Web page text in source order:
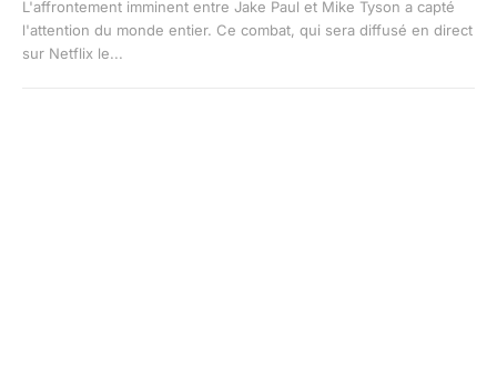
L'affrontement imminent entre Jake Paul et Mike Tyson a capté
l'attention du monde entier. Ce combat, qui sera diffusé en direct
sur Netflix le...